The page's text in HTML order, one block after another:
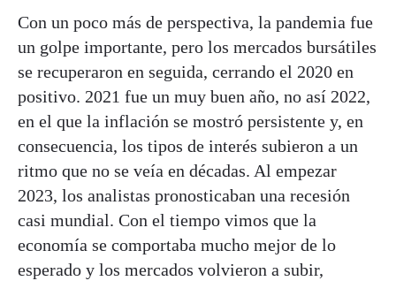
Con un poco más de perspectiva, la pandemia fue
un golpe importante, pero los mercados bursátiles
se recuperaron en seguida, cerrando el 2020 en
positivo. 2021 fue un muy buen año, no así 2022,
en el que la inflación se mostró persistente y, en
consecuencia, los tipos de interés subieron a un
ritmo que no se veía en décadas. Al empezar
2023, los analistas pronosticaban una recesión
casi mundial. Con el tiempo vimos que la
economía se comportaba mucho mejor de lo
esperado y los mercados volvieron a subir,